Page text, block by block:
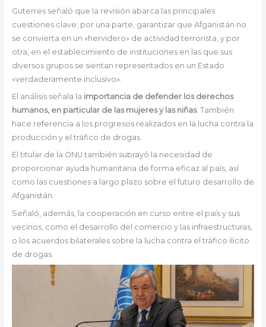
Guterres señaló que la revisión abarca las principales
cuestiones clave; por una parte, garantizar que Afganistán no
se convierta en un «hervidero» de actividad terrorista, y por
otra, en el establecimiento de instituciones en las que sus
diversos grupos se sientan representados en un Estado
«verdaderamente inclusivo».
El análisis señala la importancia de defender los derechos
humanos, en particular de las mujeres y las niñas. También
hace referencia a los progresos realizados en la lucha contra la
producción y el tráfico de drogas.
El titular de la ONU también subrayó la necesidad de
proporcionar ayuda humanitaria de forma eficaz al país, así
como las cuestiones a largo plazo sobre el futuro desarrollo de
Afganistán.
Señaló, además, la cooperación en curso entre el país y sus
vecinos, como el desarrollo del comercio y las infraestructuras,
o los acuerdos bilaterales sobre la lucha contra el tráfico ilícito
de drogas.